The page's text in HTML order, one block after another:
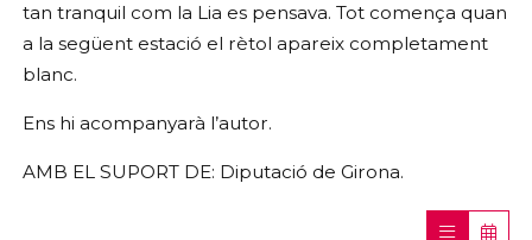
tan tranquil com la Lia es pensava. Tot comença quan
a la següent estació el rètol apareix completament
blanc.
Ens hi acompanyarà l’autor.
AMB EL SUPORT DE: Diputació de Girona.